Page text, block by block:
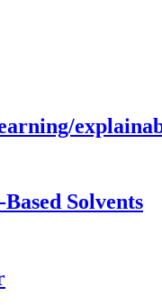
Solvents